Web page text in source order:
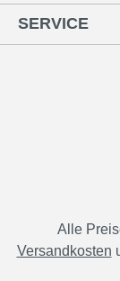
SERVICE
Alle
Versandkosten